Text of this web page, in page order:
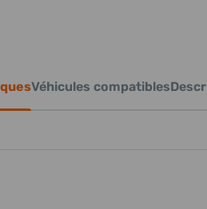
Véhicules compatibles